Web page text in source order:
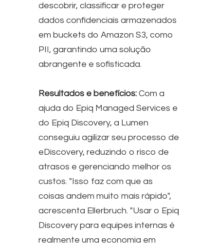
descobrir, classificar e proteger
dados confidenciais armazenados
em buckets do Amazon S3, como
PII, garantindo uma solução
abrangente e sofisticada.
Resultados e benefícios: Com a
ajuda do Epiq Managed Services e
do Epiq Discovery, a Lumen
conseguiu agilizar seu processo de
eDiscovery, reduzindo o risco de
atrasos e gerenciando melhor os
custos. "Isso faz com que as
coisas andem muito mais rápido",
acrescenta Ellerbruch. "Usar o Epiq
Discovery para equipes internas é
realmente uma economia em